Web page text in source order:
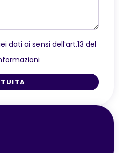
ai sensi dell’art.13 del